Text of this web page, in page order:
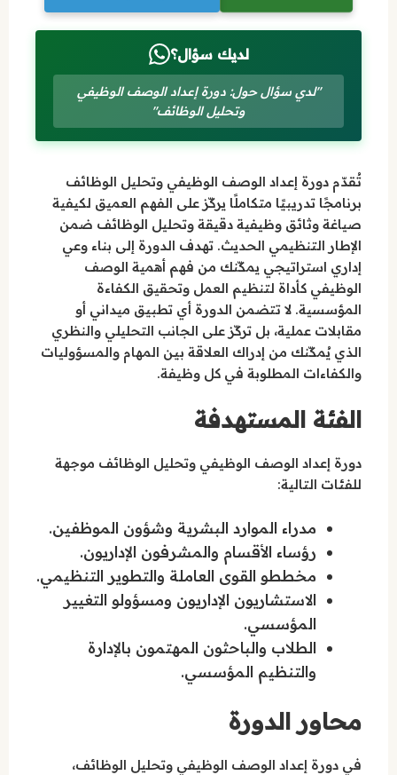
لديك سؤال؟
"لدي سؤال حول: دورة إعداد الوصف الوظيفي
وتحليل الوظائف"
تُقدّم دورة إعداد الوصف الوظيفي وتحليل الوظائف
برنامجًا تدريبيًا متكاملًا يركّز على الفهم العميق لكيفية
صياغة وثائق وظيفية دقيقة وتحليل الوظائف ضمن
الإطار التنظيمي الحديث. تهدف الدورة إلى بناء وعي
إداري استراتيجي يمكّنك من فهم أهمية الوصف
الوظيفي كأداة لتنظيم العمل وتحقيق الكفاءة
المؤسسية. لا تتضمن الدورة أي تطبيق ميداني أو
مقابلات عملية، بل تركّز على الجانب التحليلي والنظري
الذي يُمكّنك من إدراك العلاقة بين المهام والمسؤوليات
والكفاءات المطلوبة في كل وظيفة.
الفئة المستهدفة
دورة إعداد الوصف الوظيفي وتحليل الوظائف موجهة
للفئات التالية:
مدراء الموارد البشرية وشؤون الموظفين.
رؤساء الأقسام والمشرفون الإداريون.
مخططو القوى العاملة والتطوير التنظيمي.
الاستشاريون الإداريون ومسؤولو التغيير
المؤسسي.
الطلاب والباحثون المهتمون بالإدارة
والتنظيم المؤسسي.
محاور الدورة
في دورة إعداد الوصف الوظيفي وتحليل الوظائف،